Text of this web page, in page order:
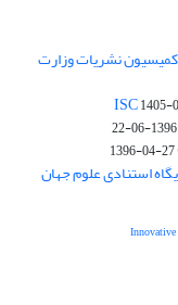
ارزیابی "بین المللی" در سال ۱۴۰۴ از کمیسیون نشریات وزارت
1396-06-22
1396-04-27
استنادی علوم جهان